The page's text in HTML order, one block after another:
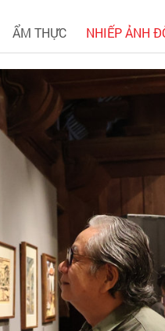
ẨM THỰC NHIẾP ẢNH